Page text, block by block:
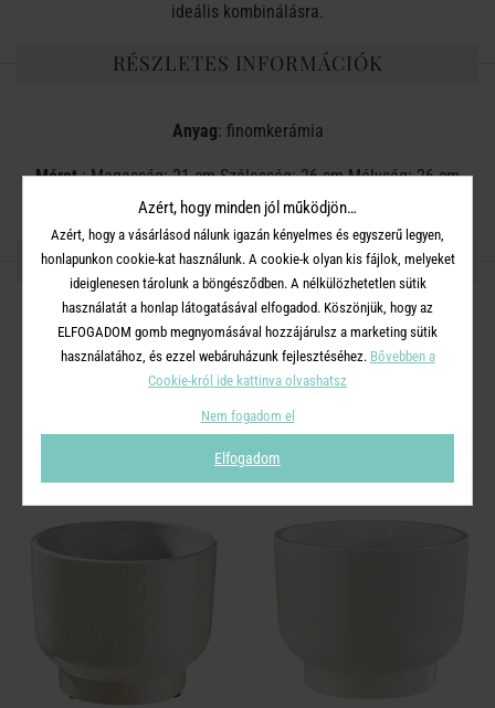
ideális kombinálásra.
RÉSZLETES INFORMÁCIÓK
Anyag: finomkerámia
Méret: Magasság: 21 cm Szélesség: 26 cm Mélység: 26 cm
OSZD MEG MÁSOKKAL!
A TERMÉKCSALÁD TOVÁBBI
TERMÉKEI
Azért, hogy minden jól működjön…
Azért, hogy a vásárlásod nálunk igazán kényelmes és egyszerű legyen,
honlapunkon cookie-kat használunk. A cookie-k olyan kis fájlok, melyeket
ideiglenesen tárolunk a böngésződben. A nélkülözhetetlen sütik
használatát a honlap látogatásával elfogadod. Köszönjük, hogy az
ELFOGADOM gomb megnyomásával hozzájárulsz a marketing sütik
használatához, és ezzel webáruházunk fejlesztéséhez. Bővebben a
Cookie-król ide kattinva olvashatsz
Nem fogadom el
Elfogadom